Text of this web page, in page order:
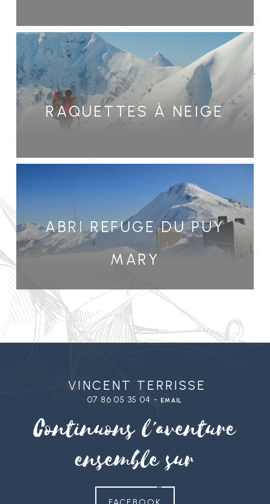
Raquettes à neige
Abri refuge du puy
Mary
Vincent Terrisse
07 86 05 35 04 - email
Continuons l'aventure
ensemble sur
FACEBOOK